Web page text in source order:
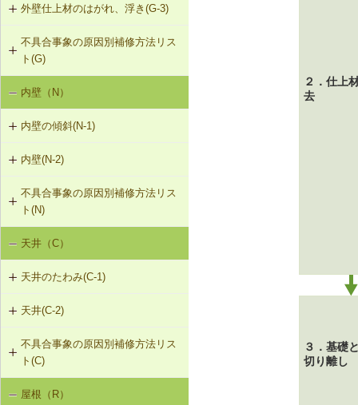
物により補強
F-1-110 束立てによる大引きの補強
F-1-111 大引きの補修
F-1-112 根太掛けの補修
F-1-502 束の交換
F-1-503 束石の再設置
G-1-102 耐力壁（筋かい）の新設
G-1-103 筋かいの補強・緊結部補強
G-1-104 火打ち梁の追加
G-2-101 モルタル塗替え（下地込
み）
G-2-102 モルタル塗替え
G-2-501 ひび割れ改修工法（外壁
部）
G-2-502 シール工法（外壁部）
部）
外壁仕上材のはがれ、浮き(G-3)
G-3-101 サイディングの張替え
G-3-102 板張りの張替え（下見板張
り）
G-3-501 サイディングのひび割れの
補修
不具合事象の原因別補修方法リス
ト(G)
外壁の傾斜（G-1）
外壁のひび割れ・欠損（G-2）
外壁仕上材のはがれ、浮き（G-3）
内壁（N）
内壁の傾斜(N-1)
N-1-001 下地材・仕上材の取替え
（内壁部）
内壁(N-2)
N-2-001 仕上材の張替え（内壁部）
不具合事象の原因別補修方法リス
ト(N)
内壁の傾斜（N-1）
天井（C）
天井のたわみ(C-1)
C-1-101 天井の張替え
天井(C-2)
C-2-001 天井仕上材の張替え
不具合事象の原因別補修方法リス
ト(C)
天井のたわみ（C-1）
屋根（R）
２．仕上
去
３．基礎
切り離し